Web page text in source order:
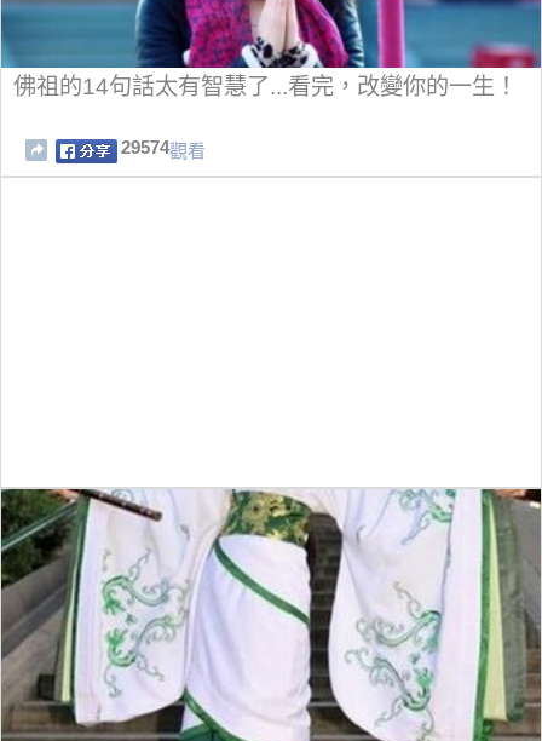
佛祖的14句話太有智慧了...看完，改變你的一生！
29574觀看